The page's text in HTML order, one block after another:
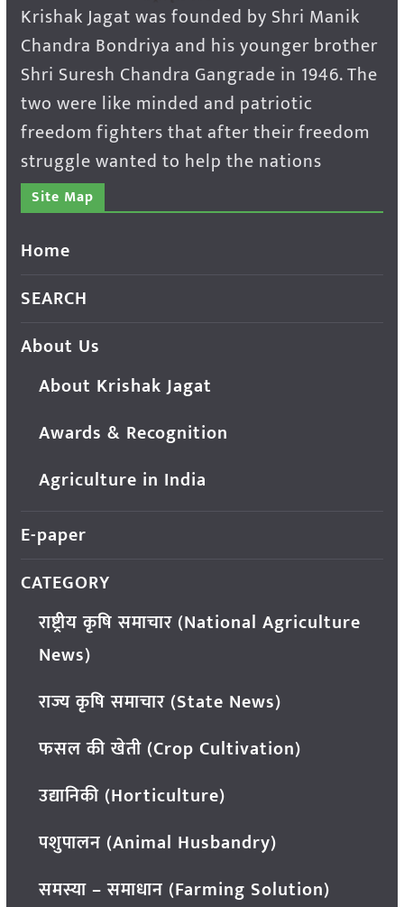
Krishak Jagat was founded by Shri Manik
Chandra Bondriya and his younger brother
Shri Suresh Chandra Gangrade in 1946. The
two were like minded and patriotic
freedom fighters that after their freedom
struggle wanted to help the nations
Site Map
Home
SEARCH
About Us
About Krishak Jagat
Awards & Recognition
Agriculture in India
E-paper
CATEGORY
राष्ट्रीय कृषि समाचार (National Agriculture
News)
राज्य कृषि समाचार (State News)
फसल की खेती (Crop Cultivation)
उद्यानिकी (Horticulture)
पशुपालन (Animal Husbandry)
समस्या – समाधान (Farming Solution)